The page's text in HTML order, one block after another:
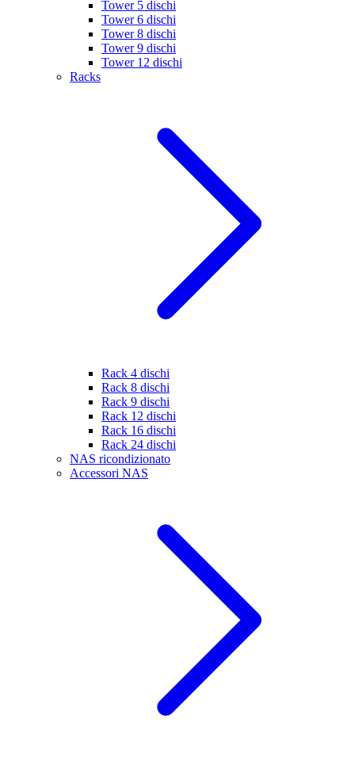
Tower 5 dischi
Tower 6 dischi
Tower 8 dischi
Tower 9 dischi
Tower 12 dischi
Racks
Rack 4 dischi
Rack 8 dischi
Rack 9 dischi
Rack 12 dischi
Rack 16 dischi
Rack 24 dischi
NAS ricondizionato
Accessori NAS